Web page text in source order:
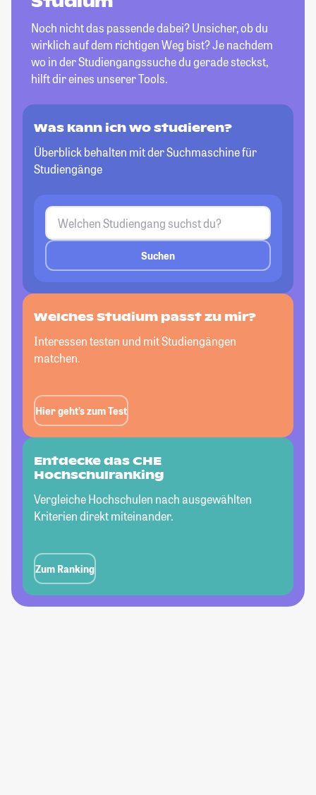
Noch nicht das passende dabei? Unsicher, ob du
wirklich auf dem richtigen Weg bist? Je nachdem
wo in der Studiengangssuche du gerade steckst,
hilft dir eines unserer Tools.
Was kann ich wo studieren?
Überblick behalten mit der Suchmaschine für
Studiengänge
Suchen
Welches Studium passtzu mir?
Interessen testen und mit Studiengängen
matchen.
Hier geht’s zum Test
Entdecke das CHE
Hochschulranking
Vergleiche Hochschulen nach ausgewählten
Kriterien direkt miteinander.
Zum Ranking